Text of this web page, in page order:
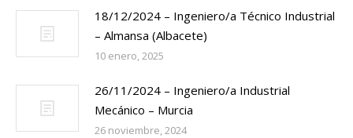
18/12/2024 – Ingeniero/a Técnico Industrial
– Almansa (Albacete)
10 enero, 2025
26/11/2024 – Ingeniero/a Industrial
Mecánico – Murcia
26 noviembre, 2024